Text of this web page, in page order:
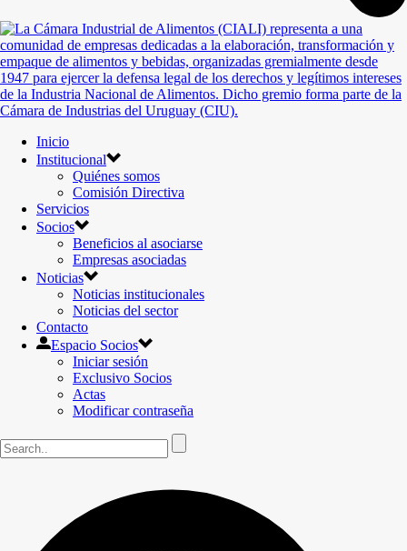
Inicio
Institucional
Quiénes somos
Comisión Directiva
Servicios
Socios
Beneficios al asociarse
Empresas asociadas
Noticias
Noticias institucionales
Noticias del sector
Contacto
Espacio Socios
Iniciar sesión
Exclusivo Socios
Actas
Modificar contraseña